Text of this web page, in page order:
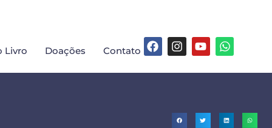
Livro Doações Contato